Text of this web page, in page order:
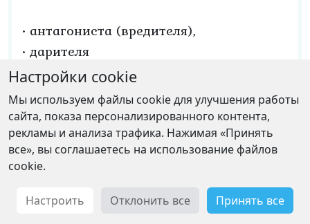
• антагониста (вредителя),
• дарителя
• помощника
• царевны или её отца
• отправителя
• героя
• ложного героя.
Мелетинский, выделяя пять групп
волшебных сказок, пытается решить
Настройки cookie
Мы используем файлы cookie для улучшения работы
сайта, показа персонализированного контента,
рекламы и анализа трафика. Нажимая «Принять
все», вы соглашаетесь на использование файлов
cookie.
Настроить Отклонить все Принять все